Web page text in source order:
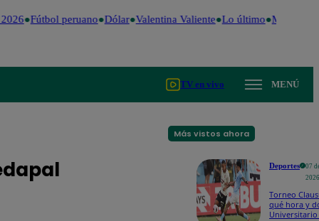
Fútbol peruano Dólar Valentina Valiente Lo último Me Caigo
TV en vivo MENÚ
Más vistos ahora
Deportes
07
Torneo
qué hora y
Universitario